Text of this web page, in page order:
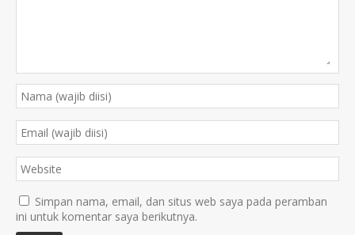
Simpan nama, email, dan situs web saya pada peramban
ini untuk komentar saya berikutnya.